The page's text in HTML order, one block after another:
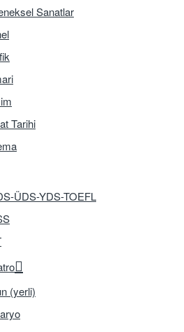
Sanatlar
Tarihi
ÜDS-YDS-TOEFL
(yerli)